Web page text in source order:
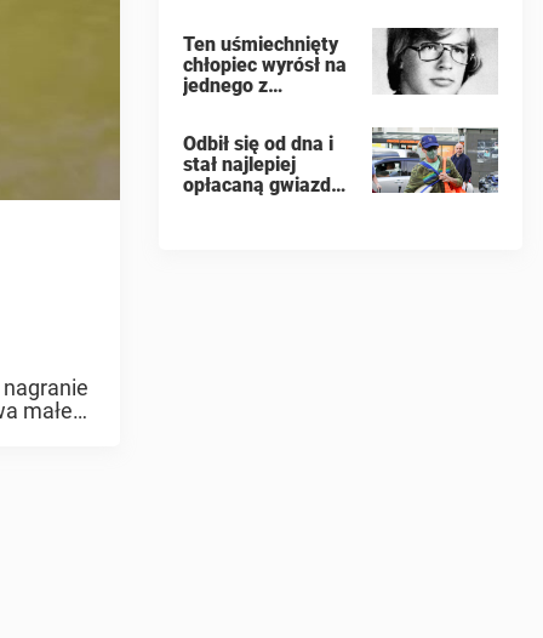
małe
ujawniła w swoim
dzienniku
nazwiska
Ten uśmiechnięty
chłopiec wyrósł na
jednego z
Odbił się od dna i
stał najlepiej
opłacaną gwiazdą